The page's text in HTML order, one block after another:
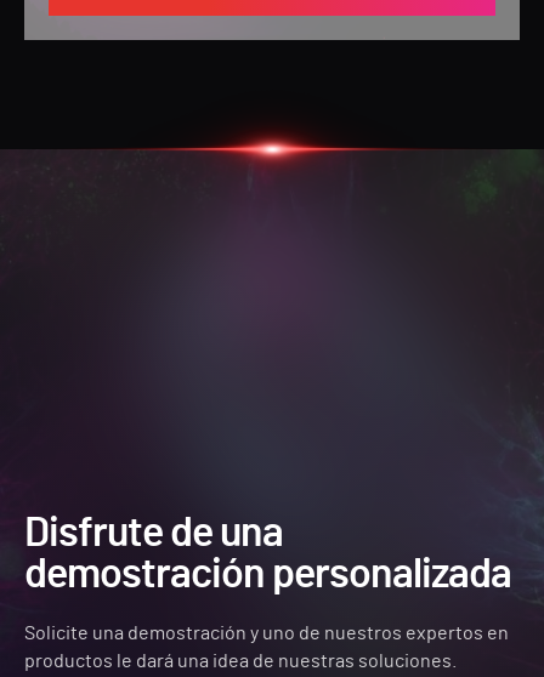
Disfrute de una
demostración personalizada
Solicite una demostración y uno de nuestros expertos en
productos le dará una idea de nuestras soluciones.